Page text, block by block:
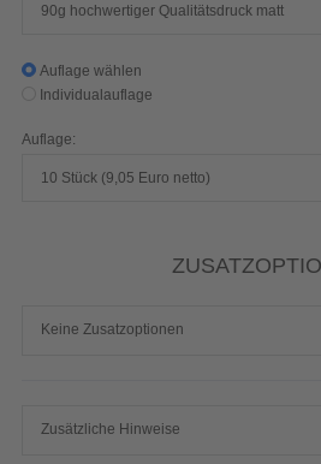
90g hochwertiger Qualitätsdruck matt
Auflage wählen
Individualauflage
Auflage:
10 Stück (9,05 Euro netto)
Keine Zusatzoptionen
Zusätzliche Hinweise